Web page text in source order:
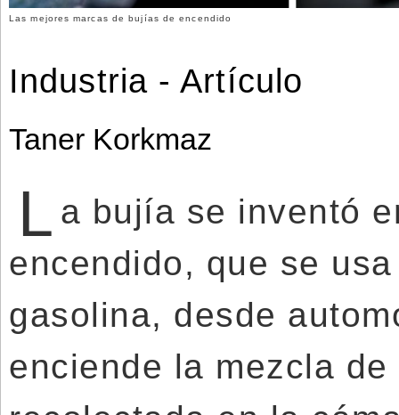
Las mejores marcas de bujías de encendido
Industria - Artículo
Taner Korkmaz
L a bujía se inventó
encendido, que se
gasolina, desde
enciende la mezcla